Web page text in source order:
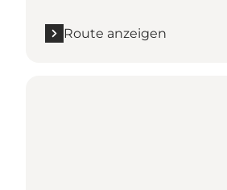
Route anzeigen